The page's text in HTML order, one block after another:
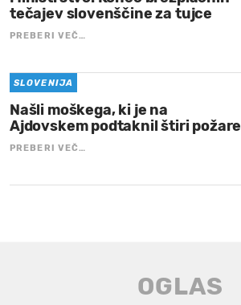
tečajev slovenščine za tujce
PREBERI VEČ…
SLOVENIJA
Našli moškega, ki je na
Ajdovskem podtaknil štiri požare
PREBERI VEČ…